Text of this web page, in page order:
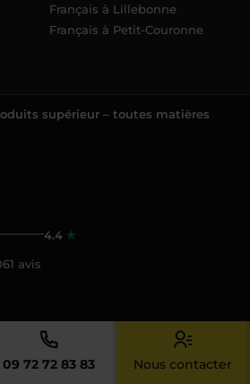
09 72 72 83 83 Nous contacter
Français à Lillebonne
Français à Petit-Couronne
supérieur – toutes matières
4.4
avis